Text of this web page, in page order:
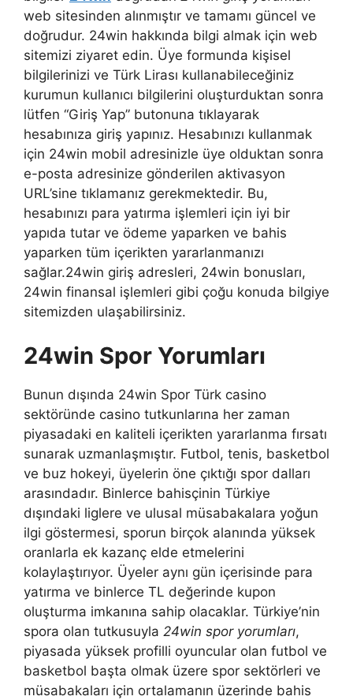
web sitesinden alınmıştır ve tamamı güncel ve
doğrudur. 24win hakkında bilgi almak için web
sitemizi ziyaret edin. Üye formunda kişisel
bilgilerinizi ve Türk Lirası kullanabileceğiniz
kurumun kullanıcı bilgilerini oluşturduktan sonra
lütfen “Giriş Yap” butonuna tıklayarak
hesabınıza giriş yapınız. Hesabınızı kullanmak
için 24win mobil adresinizle üye olduktan sonra
e-posta adresinize gönderilen aktivasyon
URL’sine tıklamanız gerekmektedir. Bu,
hesabınızı para yatırma işlemleri için iyi bir
yapıda tutar ve ödeme yaparken ve bahis
yaparken tüm içerikten yararlanmanızı
sağlar.24win giriş adresleri, 24win bonusları,
24win finansal işlemleri gibi çoğu konuda bilgiye
sitemizden ulaşabilirsiniz.
24win Spor Yorumları
Bunun dışında 24win Spor Türk casino
sektöründe casino tutkunlarına her zaman
piyasadaki en kaliteli içerikten yararlanma fırsatı
sunarak uzmanlaşmıştır. Futbol, ​​tenis, basketbol
ve buz hokeyi, üyelerin öne çıktığı spor dalları
arasındadır. Binlerce bahisçinin Türkiye
dışındaki liglere ve ulusal müsabakalara yoğun
ilgi göstermesi, sporun birçok alanında yüksek
oranlarla ek kazanç elde etmelerini
kolaylaştırıyor. Üyeler aynı gün içerisinde para
yatırma ve binlerce TL değerinde kupon
oluşturma imkanına sahip olacaklar. Türkiye’nin
spora olan tutkusuyla 24win spor yorumları,
piyasada yüksek profilli oyuncular olan futbol ve
basketbol başta olmak üzere spor sektörleri ve
müsabakaları için ortalamanın üzerinde bahis